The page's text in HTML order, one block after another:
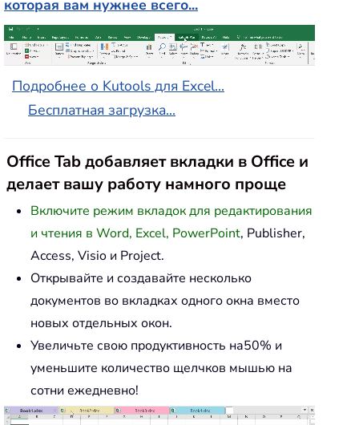
которая вам нужнее всего...
Подробнее о Kutools для Excel...
Бесплатная загрузка...
Office Tab добавляет вкладки в Office и
делает вашу работу намного проще
Включите режим вкладок для редактирования
и чтения в Word, Excel, PowerPoint, Publisher,
Access, Visio и Project.
Открывайте и создавайте несколько
документов во вкладках одного окна вместо
новых отдельных окон.
Увеличьте свою продуктивность на50% и
уменьшите количество щелчков мышью на
сотни ежедневно!